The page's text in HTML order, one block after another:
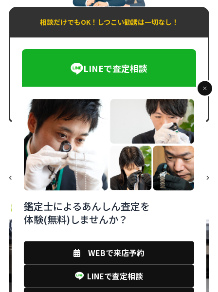
相談だけでもOK！しつこい勧誘は一切なし！
LINEで査定相談
WEBからの来店予約はこちら
本人確認 買取 身分証明
前の記事 次の記事
monobankの買取店舗
鑑定士によるあんしん査定を
体験(無料)しませんか？
WEBで来店予約
LINEで査定相談